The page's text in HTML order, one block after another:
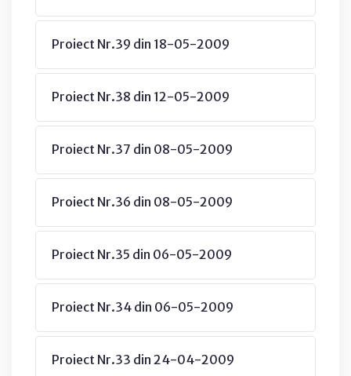
Proiect Nr.39 din 18-05-2009
Proiect Nr.38 din 12-05-2009
Proiect Nr.37 din 08-05-2009
Proiect Nr.36 din 08-05-2009
Proiect Nr.35 din 06-05-2009
Proiect Nr.34 din 06-05-2009
Proiect Nr.33 din 24-04-2009